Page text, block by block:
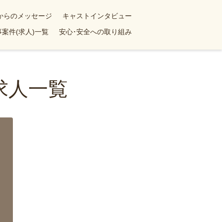
らのメッセージ
キャストインタビュー
案件(求人)一覧 安心･安全への取り組み
人一覧